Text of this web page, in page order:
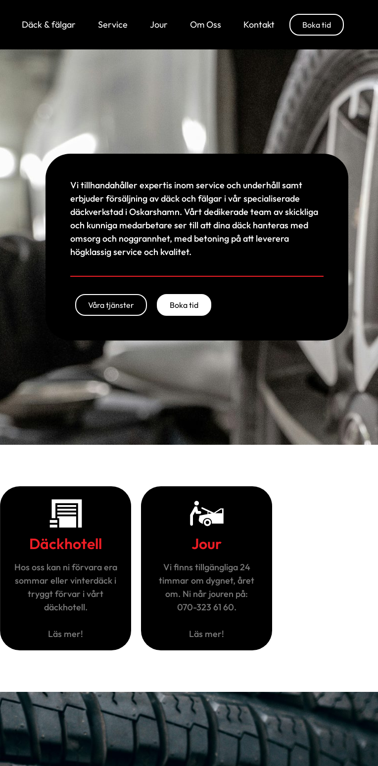
Däck & fälgar Service Jour Om Oss Kontakt Boka tid
Vi tillhandahåller expertis inom service och underhåll samt
erbjuder försäljning av däck och fälgar i vår specialiserade
däckverkstad i Oskarshamn. Vårt dedikerade team av skickliga
och kunniga medarbetare ser till att dina däck hanteras med
omsorg och noggrannhet, med betoning på att leverera
högklassig service och kvalitet.
Våra tjänster Boka tid
Däckhotell
Hos oss kan ni förvara era
sommar eller vinterdäck i
tryggt förvar i vårt
däckhotell.
Läs mer!
Jour
Vi finns tillgängliga 24
timmar om dygnet, året
om. Ni når jouren på:
070-323 61 60.
Läs mer!